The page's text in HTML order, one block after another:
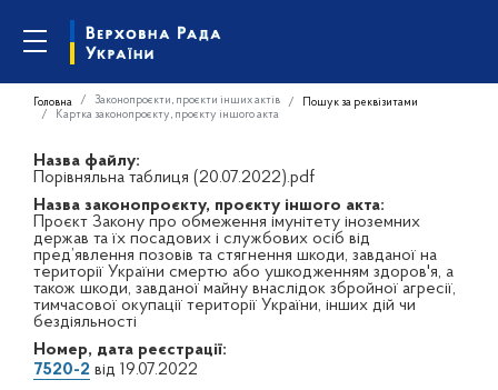
Головна Законопроєкти, проєкти інших актів
Пошук за реквізитами
Картка законопроєкту, проєкту іншого акта
Назва файлу:
Порівняльна таблиця (20.07.2022).pdf
Назва законопроєкту, проєкту іншого акта:
Проєкт Закону про обмеження імунітету іноземних
держав та їх посадових і службових осіб від
пред’явлення позовів та стягнення шкоди, завданої на
території України смертю або ушкодженням здоров'я, а
також шкоди, завданої майну внаслідок збройної агресії,
тимчасової окупації території України, інших дій чи
бездіяльності
Номер, дата реєстрації:
7520-2 від 19.07.2022